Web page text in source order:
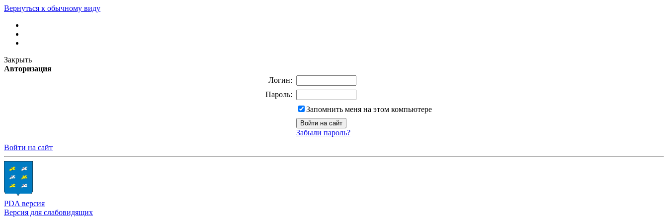
Вернуться к обычному виду
Закрыть
Авторизация
Логин:
Пароль:
Запомнить меня на этом компьютере
Забыли пароль?
Войти на сайт
PDA версия
Версия для слабовидящих